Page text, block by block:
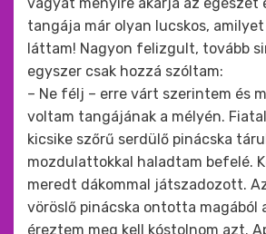
tangája már olyan lucskos,
láttam! Nagyon felizgult, tovább
egyszer csak hozzá szóltam:
– Ne félj – erre várt szerintem és
voltam tangájának a mélyén.
kicsike szőrű serdülő pinácska
mozdulattokkal haladtam befelé.
meredt dákommal játszadozott.
vöröslő pinácska ontotta magából
éreztem meg kell kóstolnom azt.